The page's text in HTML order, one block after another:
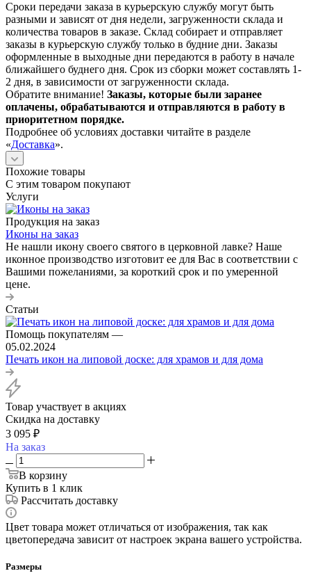
Сроки передачи заказа в курьерскую службу могут быть
разными и зависят от дня недели, загруженности склада и
количества товаров в заказе. Склад собирает и отправляет
заказы в курьерскую службу только в будние дни. Заказы
оформленные в выходные дни передаются в работу в начале
ближайшего буднего дня. Срок из сборки может составлять 1-
2 дня, в зависимости от загруженности склада.
Обратите внимание! Заказы, которые были заранее
оплачены, обрабатываются и отправляются в работу в
приоритетном порядке.
Подробнее об условиях доставки читайте в разделе
«Доставка».
Похожие товары
С этим товаром покупают
Услуги
Продукция на заказ
Иконы на заказ
Не нашли икону своего святого в церковной лавке? Наше
иконное производство изготовит ее для Вас в соответствии с
Вашими пожеланиями, за короткий срок и по умеренной
цене.
Статьи
Помощь покупателям —
05.02.2024
Печать икон на липовой доске: для храмов и для дома
Товар участвует в акциях
Скидка на доставку
3 095 ₽
На заказ
В корзину
Купить в 1 клик
Рассчитать доставку
Цвет товара может отличаться от изображения, так как
цветопередача зависит от настроек экрана вашего устройства.
Размеры